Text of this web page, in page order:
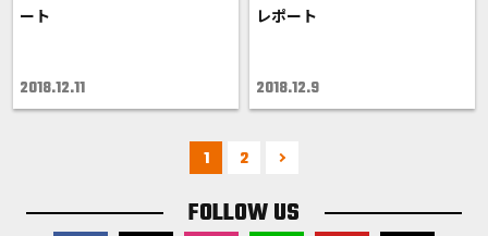
ート
2018.12.11
レポート
2018.12.9
1 2
FOLLOW US